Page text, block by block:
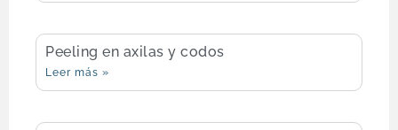
Peeling en axilas y codos
Leer más »